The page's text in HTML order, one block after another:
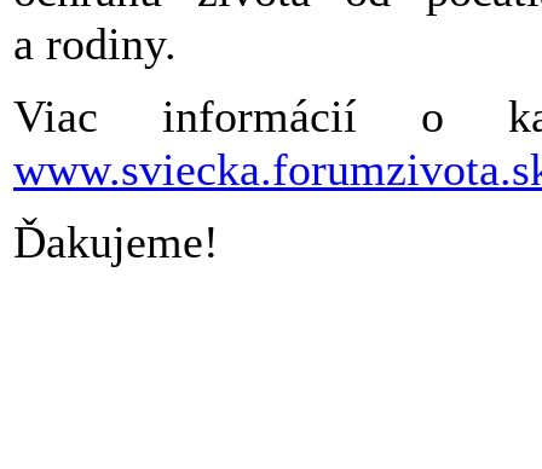
a rodiny.
Viac informácií o
Ďakujeme!